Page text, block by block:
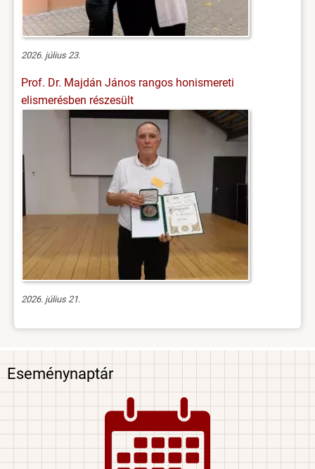
2026. július 23.
Prof. Dr. Majdán János rangos honismereti
elismerésben részesült
2026. július 21.
Eseménynaptár
Image